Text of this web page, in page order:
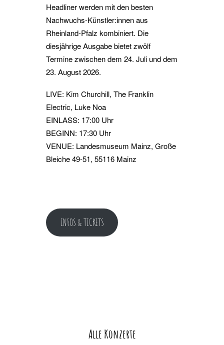
Headliner werden mit den besten
Nachwuchs-Künstler:innen aus
Rheinland-Pfalz kombiniert. Die
diesjährige Ausgabe bietet zwölf
Termine zwischen dem 24. Juli und dem
23. August 2026.
LIVE: Kim Churchill, The Franklin
Electric, Luke Noa
EINLASS: 17:00 Uhr
BEGINN: 17:30 Uhr
VENUE: Landesmuseum Mainz, Große
Bleiche 49-51, 55116 Mainz
INFOS & TICKETS
Alle Konzerte